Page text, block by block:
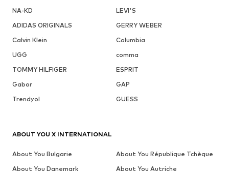
NA-KD
LEVI'S
ADIDAS ORIGINALS
GERRY WEBER
Calvin Klein
Columbia
UGG
comma
TOMMY HILFIGER
ESPRIT
Gabor
GAP
Trendyol
GUESS
ABOUT YOU X INTERNATIONAL
About You Bulgarie
About You République Tchèque
About You Danemark
About You Autriche